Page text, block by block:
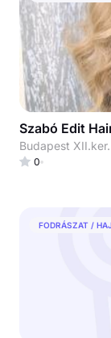
Szabó Edit
Budapest
0
FODRÁSZAT /